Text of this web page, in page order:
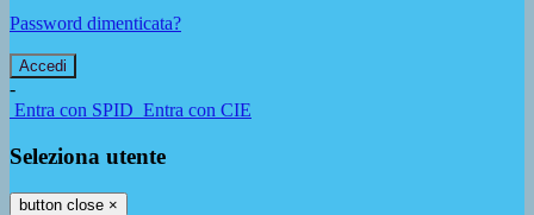
Password dimenticata?
-
Entra con SPID Entra con CIE
Seleziona utente
button close ×